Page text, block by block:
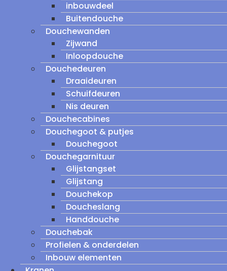
inbouwdeel
Buitendouche
Douchewanden
Zijwand
Inloopdouche
Douchedeuren
Draaideuren
Schuifdeuren
Nis deuren
Douchecabines
Douchegoot & putjes
Douchegoot
Douchegarnituur
Glijstangset
Glijstang
Douchekop
Doucheslang
Handdouche
Douchebak
Profielen & onderdelen
Inbouw elementen